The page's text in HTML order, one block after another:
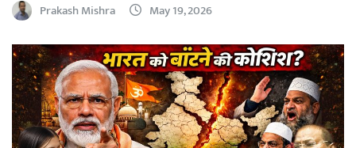
Prakash Mishra May 19, 2026